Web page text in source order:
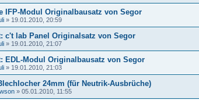
IFP-Modul Originalbausatz von Segor
» 19.01.2010, 20:59
c't lab Panel Originalsatz von Segor
» 19.01.2010, 21:07
EDL-Modul Originalbausatz von Segor
» 19.01.2010, 21:03
24mm (für Neutrik-Ausbrüche)
» 05.01.2010, 11:55